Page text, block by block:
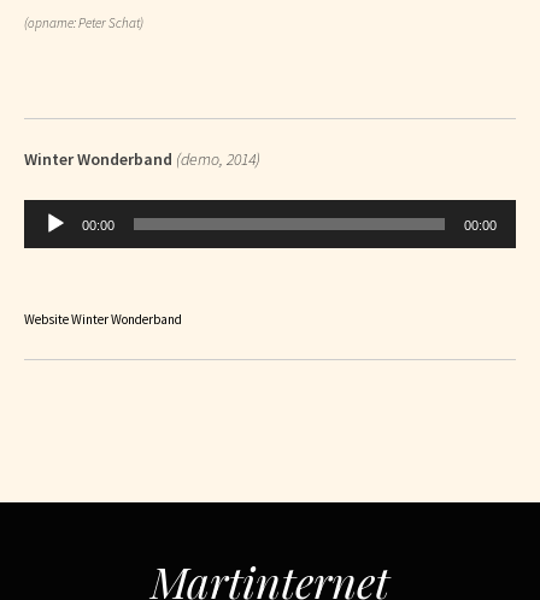
(opname: Peter Schat)
Winter Wonderband (demo, 2014)
Audiospeler
00:00 00:00
Website Winter Wonderband
Martinternet